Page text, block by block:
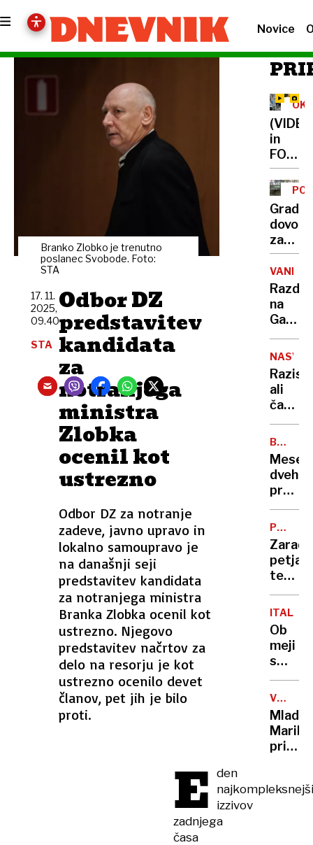
Novice
Branko Zlobko je trenutno
poslanec Svobode. Foto:
STA
Odbor DZ
predstavitev
kandidata
za
notranjega
ministra
Zlobka
ocenil kot
ustrezno
Odbor DZ za notranje
zadeve, javno upravo in
lokalno samoupravo je
na današnji seji
predstavitev kandidata
za notranjega ministra
Branka Zlobka ocenil kot
ustrezno. Njegovo
predstavitev načrtov za
delo na resorju je kot
ustrezno ocenilo devet
članov, pet jih je bilo
proti.
17. 11.
2025,
09.40
STA
E den
izzivov
zadnjega
časa
(VIDEO
in
FOTO)
20-
že
na
za
kina
na
policija
že
ali
čas
z
leti
res
mineva
vedno
Mesec
dveh
več
na
GLASBA
Zaradi
petja
teh
pesmi
vas
lahko
v
Rusiji
ITALIJA
Ob
meji
s
hude
300
ljudi
V
Mladi
priznal,